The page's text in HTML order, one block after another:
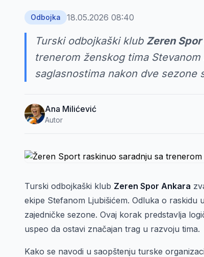
Odbojka 18.05.2026 08:40
Turski odbojkaški klub Zeren
trenerom ženskog tima
saglasnostima nakon dve sezone
Ana Milićević
Autor
Turski odbojkaški klub Zeren Spor Ankara
ekipe Stefanom Ljubišićem. Odluka o
zajedničke sezone. Ovaj korak predstavlja
uspeo da ostavi značajan trag u razvoju tima.
Kako se navodi u saopštenju turske